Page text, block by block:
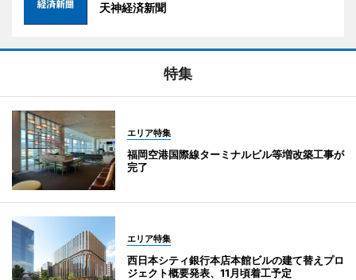
天神経済新聞
特集
エリア特集
福岡空港国際線ターミナルビル等増改築工事が
完了
エリア特集
西日本シティ銀行本店本館ビルの建て替えプロ
ジェクト概要発表、11月頃着工予定